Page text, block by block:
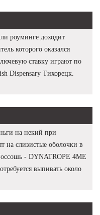
роуминге доходит
которого оказался
ставку играют по
Dispensary Тихорецк.
на некий при
на слизистые оболочки в
- DYNATROPE 4ME
выпивать около